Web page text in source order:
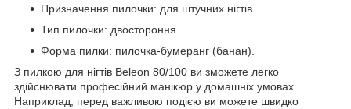
Призначення пилочки: для штучних нігтів.
Тип пилочки: двостороння.
Форма пилки: пилочка-бумеранг (банан).
З пилкою для нігтів Beleon 80/100 ви зможете легко
здійснювати професійний манікюр у домашніх умовах.
Наприклад, перед важливою подією ви можете швидко